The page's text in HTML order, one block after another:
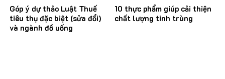
Góp ý dự thảo Luật Thuế
tiêu thụ đặc biệt (sửa đổi)
và ngành đồ uống
10 thực phẩm giúp cải thiện
chất lượng tinh trùng